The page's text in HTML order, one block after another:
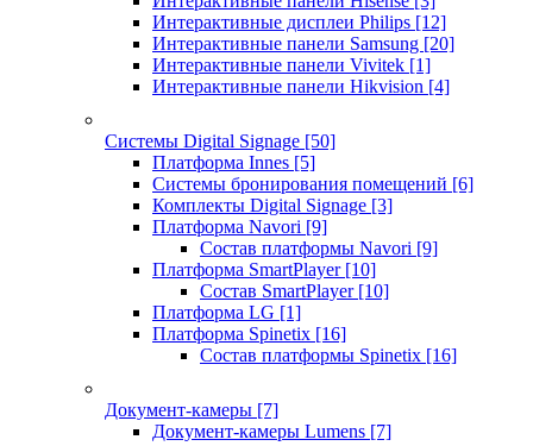
Интерактивные дисплеи Philips [12]
Интерактивные панели Samsung [20]
Интерактивные панели Vivitek [1]
Интерактивные панели Hikvision [4]
Системы Digital Signage [50]
Платформа Innes [5]
Системы бронирования помещений [6]
Комплекты Digital Signage [3]
Платформа Navori [9]
Состав платформы Navori [9]
Платформа SmartPlayer [10]
Состав SmartPlayer [10]
Платформа LG [1]
Платформа Spinetix [16]
Состав платформы Spinetix [16]
Документ-камеры [7]
Документ-камеры Lumens [7]